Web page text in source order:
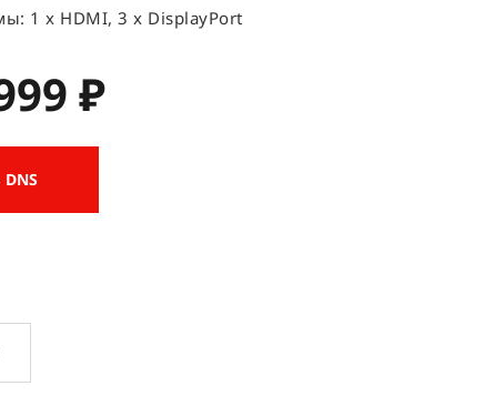
1 x HDMI, 3 x DisplayPort
₽